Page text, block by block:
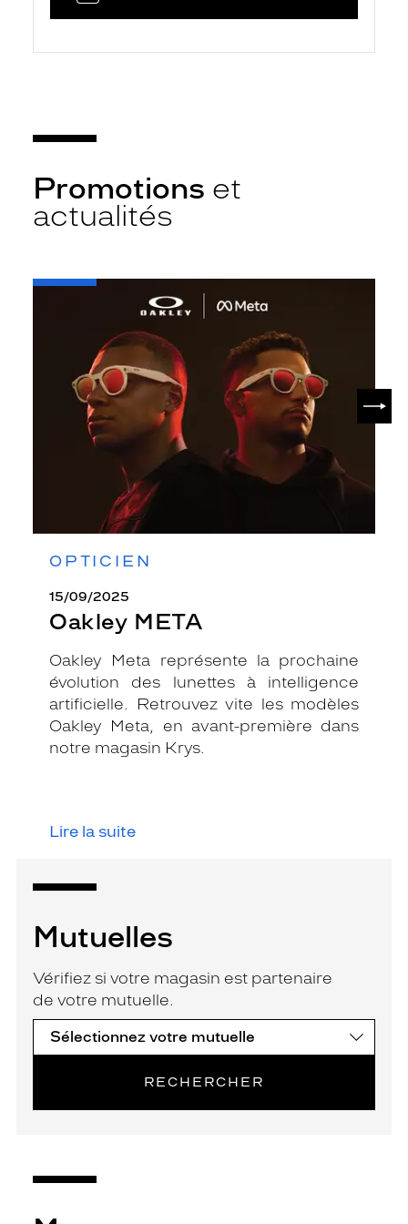
Promotions et
actualités
OPTICIEN
15/09/2025
Oakley META
Oakley Meta représente la prochaine
évolution des lunettes à intelligence
artificielle. Retrouvez vite les modèles
Oakley Meta, en avant-première dans
notre magasin Krys.
Lire la suite
-
Mutuelles
Vérifiez si votre magasin est partenaire
de votre mutuelle.
RECHERCHER